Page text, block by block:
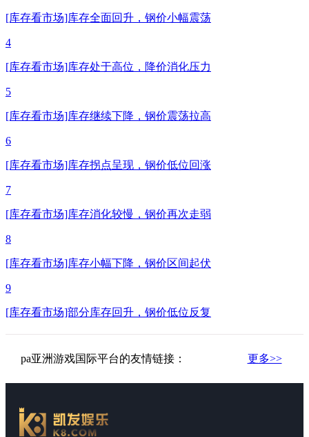
[库存看市场]库存全面回升，钢价小幅震荡
4
[库存看市场]库存处于高位，降价消化压力
5
[库存看市场]库存继续下降，钢价震荡拉高
6
[库存看市场]库存拐点呈现，钢价低位回涨
7
[库存看市场]库存消化较慢，钢价再次走弱
8
[库存看市场]库存小幅下降，钢价区间起伏
9
[库存看市场]部分库存回升，钢价低位反复
pa亚洲游戏国际平台的友情链接： 更多>>